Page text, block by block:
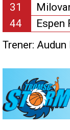
31
44
Espen
Trener: Audun